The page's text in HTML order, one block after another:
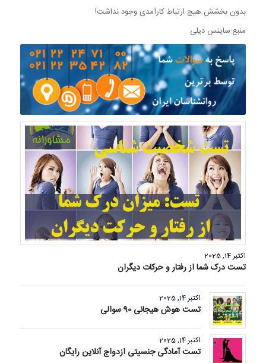
بدون بخشش هیچ ارتباط کارآمدی وجود نداشت!
منبع:ساینس دیلی
اکتبر 14, 2025
تست درک شما از رفتار و حرکات دیگران
اکتبر 14, 2025
تست هوش هیجانی 90 سوالی
اکتبر 14, 2025
تست آمادگی جنسیتی ازدواج آنلاین رایگان